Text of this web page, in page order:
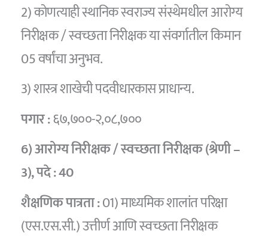
2) कोणत्याही स्थानिक स्वराज्य संस्थेमधील आरोग्य
निरीक्षक / स्वच्छता निरीक्षक या संवर्गातील किमान
05 वर्षांचा अनुभव.
3) शास्त्र शाखेची पदवीधारकास प्राधान्य.
पगार :६७,७००-२,०८,७००
6) आरोग्य निरीक्षक / स्वच्छता निरीक्षक (श्रेणी –
3),पदे :40
शैक्षणिक पात्रता :01) माध्यमिक शालांत परिक्षा
(एस.एस.सी.) उत्तीर्ण आणि स्वच्छता निरीक्षक